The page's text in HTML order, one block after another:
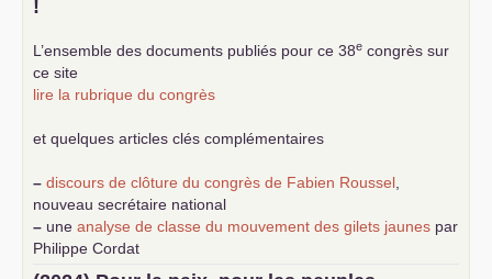
!
L’ensemble des documents publiés pour ce 38e congrès sur
ce site
lire la rubrique du congrès
et quelques articles clés complémentaires
– discours de clôture du congrès de Fabien Roussel
nouveau secrétaire national
– une analyse de classe du mouvement des gilets jaunes par
Philippe Cordat
–
un texte de Jean-Claude Delaunay
le marxisme est la